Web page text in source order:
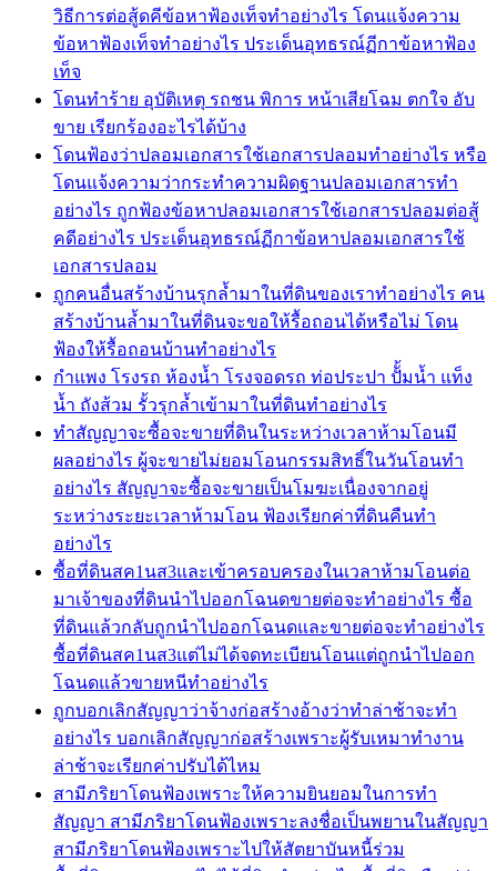
วิธีการต่อสู้ดคีข้อหาฟ้องเท็จทำอย่างไร โดนแจ้งความ
ข้อหาฟ้องเท็จทำอย่างไร ประเด็นอุทธรณ์ฏีกาข้อหาฟ้อง
เท็จ
โดนทำร้าย อุบัติเหตุ รถชน พิการ หน้าเสียโฉม ตกใจ อับ
ขาย เรียกร้องอะไรได้บ้าง
โดนฟ้องว่าปลอมเอกสารใช้เอกสารปลอมทำอย่างไร หรือ
โดนแจ้งความว่ากระทำความผิดฐานปลอมเอกสารทำ
อย่างไร ถูกฟ้องข้อหาปลอมเอกสารใช้เอกสารปลอมต่อสู้
คดีอย่างไร ประเด็นอุทธรณ์ฏีกาข้อหาปลอมเอกสารใช้
เอกสารปลอม
ถูกคนอื่นสร้างบ้านรุกล้ำมาในที่ดินของเราทำอย่างไร คน
สร้างบ้านล้ำมาในที่ดินจะขอให้รื้อถอนได้หรือไม่ โดน
ฟ้องให้รื้อถอนบ้านทำอย่างไร
กำแพง โรงรถ ห้องน้ำ โรงจอดรถ ท่อประปา ปัั้มน้ำ แท็ง
น้ำ ถังส้วม รั้วรุกล้ำเข้ามาในที่ดินทำอย่างไร
ทำสัญญาจะซื้อจะขายที่ดินในระหว่างเวลาห้ามโอนมี
ผลอย่างไร ผู้จะขายไม่ยอมโอนกรรมสิทธิ์ในวันโอนทำ
อย่างไร สัญญาจะซื้อจะขายเป็นโมฆะเนื่องจากอยู่
ระหว่างระยะเวลาห้ามโอน ฟ้องเรียกค่าที่ดินคืนทำ
อย่างไร
ซื้อที่ดินสค1นส3และเข้าครอบครองในเวลาห้ามโอนต่อ
มาเจ้าของที่ดินนำไปออกโฉนดขายต่อจะทำอย่างไร ซื้อ
ที่ดินแล้วกลับถูกนำไปออกโฉนดและขายต่อจะทำอย่างไร
ซื้อที่ดินสค1นส3แต่ไม่ได้จดทะเบียนโอนแต่ถูกนำไปออก
โฉนดแล้วขายหนีทำอย่างไร
ถูกบอกเลิกสัญญาว่าจ้างก่อสร้างอ้างว่าทำล่าช้าจะทำ
อย่างไร บอกเลิกสัญญาก่อสร้างเพราะผู้รับเหมาทำงาน
ล่าช้าจะเรียกค่าปรับได้ไหม
สามีภริยาโดนฟ้องเพราะให้ความยินยอมในการทำ
สัญญา สามีภริยาโดนฟ้องเพราะลงชื่อเป็นพยานในสัญญา
สามีภริยาโดนฟ้องเพราะไปให้สัตยาบันหนี้ร่วม